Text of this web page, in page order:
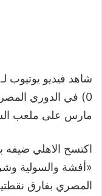
شاهد فيديو يوتيوب
مارس على ملعب
اكتسح الاهلي ضيفه
«أفشة والسولية
المصري بفارق